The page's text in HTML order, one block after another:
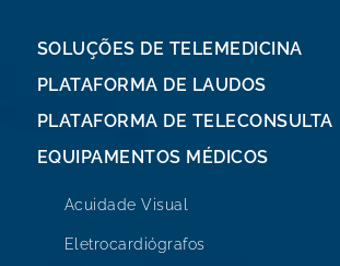
SOLUÇÕES DE TELEMEDICINA
PLATAFORMA DE LAUDOS
PLATAFORMA DE TELECONSULTA
EQUIPAMENTOS MÉDICOS
Acuidade Visual
Eletrocardiógrafos